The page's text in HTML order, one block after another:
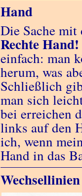
Hand
Die Sache
Rechte Hand!
einfach: man
herum, was
Schließlich
man sich
bei erreichen
links auf den
ich, wenn
Hand in das
Wechsellinien